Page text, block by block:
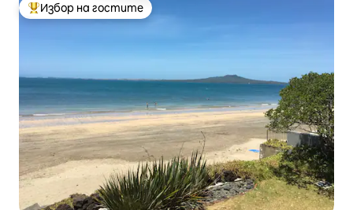
Най-популярен избор на гостите
Избор на гостите